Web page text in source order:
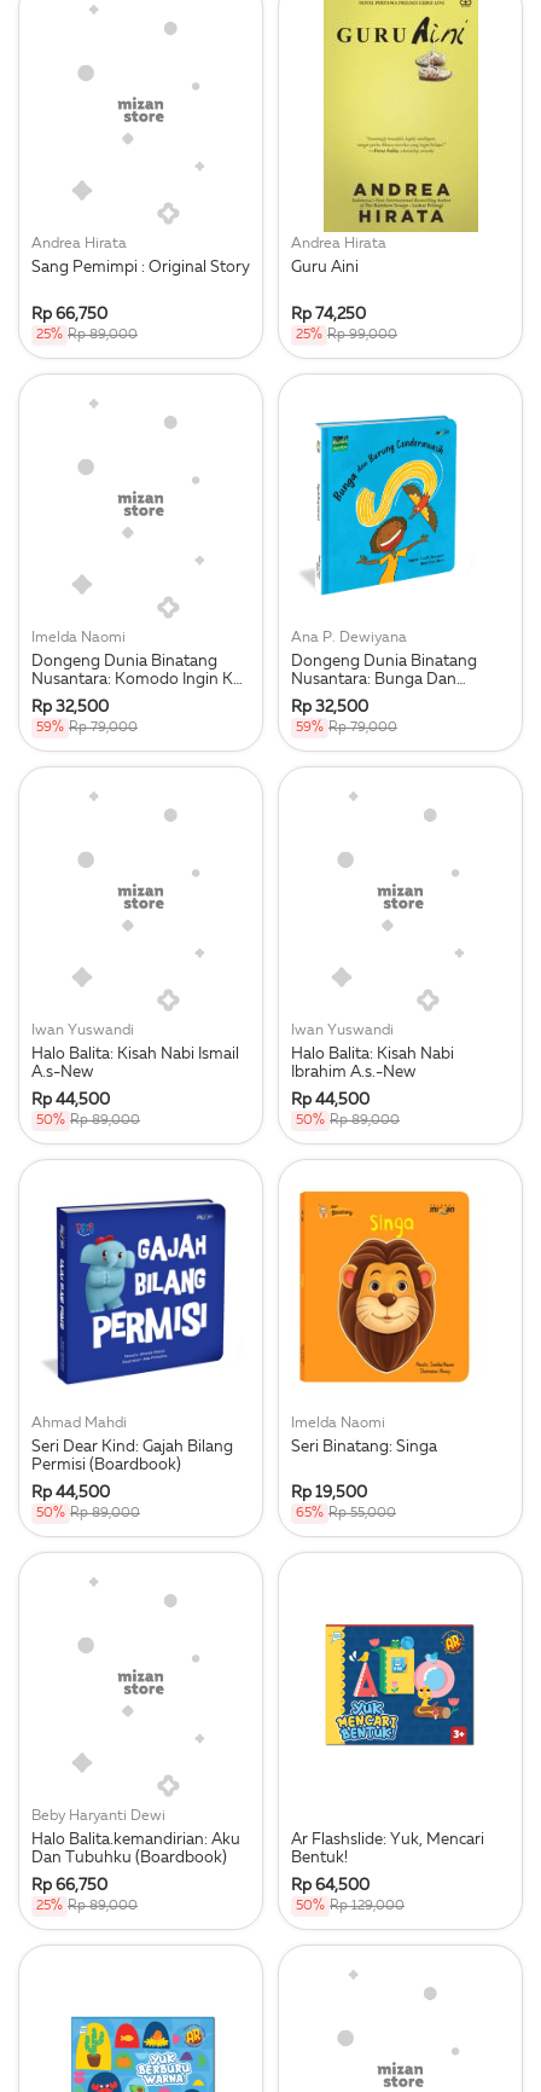
Andrea Hirata
Sang Pemimpi : Original Story
Rp 66,750
25% Rp 89,000
Andrea Hirata
Guru Aini
Rp 74,250
25% Rp 99,000
Imelda Naomi
Dongeng Dunia Binatang
Nusantara: Komodo Ingin Ke
Pesta
Rp 32,500
59% Rp 79,000
Ana P. Dewiyana
Dongeng Dunia Binatang
Nusantara: Bunga Dan
Burung Cenderawasih
Rp 32,500
59% Rp 79,000
Iwan Yuswandi
Halo Balita: Kisah Nabi Ismail
A.s-New
Rp 44,500
50% Rp 89,000
Iwan Yuswandi
Halo Balita: Kisah Nabi
Ibrahim A.s.-New
Rp 44,500
50% Rp 89,000
Ahmad Mahdi
Seri Dear Kind: Gajah Bilang
Permisi (Boardbook)
Rp 44,500
50% Rp 89,000
Imelda Naomi
Seri Binatang: Singa
Rp 19,500
65% Rp 55,000
Beby Haryanti Dewi
Halo Balita.kemandirian: Aku
Dan Tubuhku (Boardbook)
Rp 66,750
25% Rp 89,000
Ar Flashslide: Yuk, Mencari
Bentuk!
Rp 64,500
50% Rp 129,000